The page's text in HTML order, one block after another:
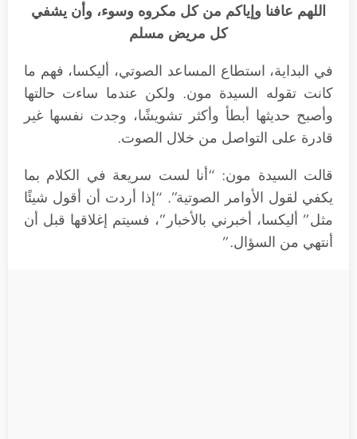
اللهم عافنا وإياكم من كل مكروه وسوء، وأن يشفي
كل مريض مسلم
في البداية، استطاع المساعد الصوتي، أليكسا، فهم ما
كانت تقوله السيدة مون. ولكن عندما ساءت حالتها
وأصبح حديثها أبطأ وأكثر تشويشًا، وجدت نفسها غير
قادرة على التواصل من خلال الصوت.
قالت السيدة مون: “أنا لست سريعة في الكلام بما
يكفي لقول الأوامر الصوتية”. “إذا أردت أن أقول شيئًا
مثل” أليكسا، أخبرني بالأخبار”، فسيتم إغلاقها قبل أن
أنتهي من السؤال.”